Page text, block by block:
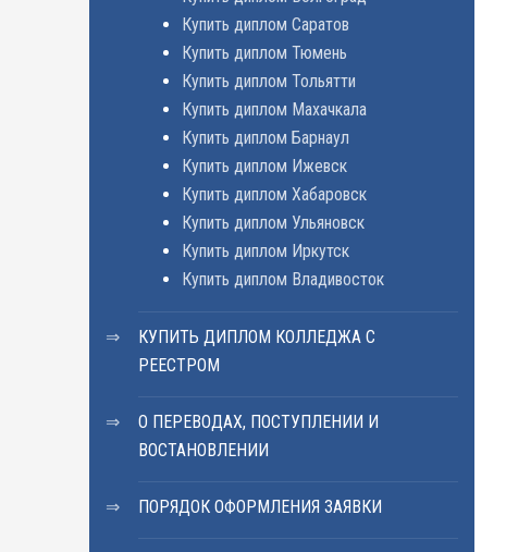
Купить диплом Саратов
Купить диплом Тюмень
Купить диплом Тольятти
Купить диплом Махачкала
Купить диплом Барнаул
Купить диплом Ижевск
Купить диплом Хабаровск
Купить диплом Ульяновск
Купить диплом Иркутск
Купить диплом Владивосток
КУПИТЬ ДИПЛОМ КОЛЛЕДЖА С
РЕЕСТРОМ
О ПЕРЕВОДАХ, ПОСТУПЛЕНИИ И
ВОСТАНОВЛЕНИИ
ПОРЯДОК ОФОРМЛЕНИЯ ЗАЯВКИ